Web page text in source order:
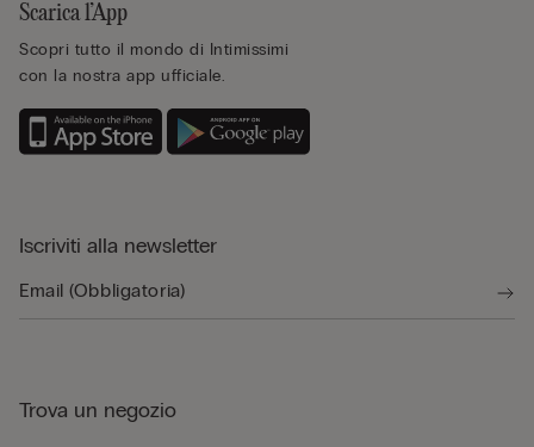
Scarica l’App
Scopri tutto il mondo di Intimissimi
con la nostra app ufficiale.
Iscriviti alla newsletter
Trova un negozio